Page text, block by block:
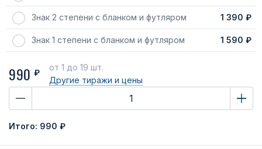
Знак 2 степени с бланком и футляром 1 390 ₽
Знак 1 степени с бланком и футляром 1 590 ₽
990 ₽
от 1 до 19 шт.
Другие тиражии цены
Итого: 990 ₽